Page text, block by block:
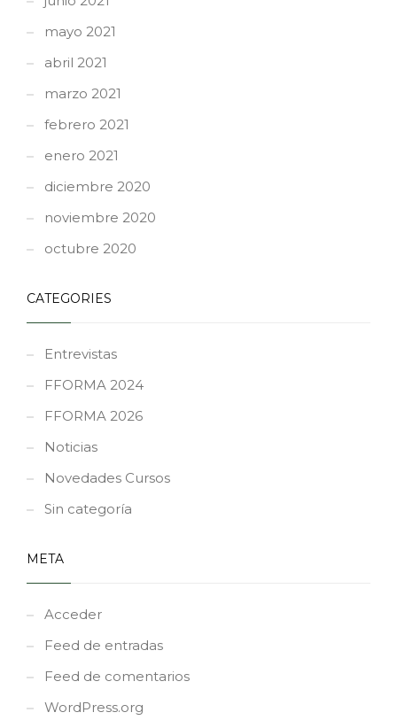
mayo 2021
abril 2021
marzo 2021
febrero 2021
enero 2021
diciembre 2020
noviembre 2020
octubre 2020
CATEGORIES
Entrevistas
FFORMA 2024
FFORMA 2026
Noticias
Novedades Cursos
Sin categoría
META
Acceder
Feed de entradas
Feed de comentarios
WordPress.org